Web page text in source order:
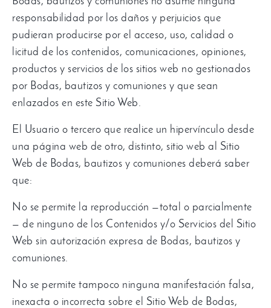
responsabilidad por los daños y perjuicios que
pudieran producirse por el acceso, uso, calidad o
licitud de los contenidos, comunicaciones, opiniones,
productos y servicios de los sitios web no gestionados
por Bodas, bautizos y comuniones y que sean
enlazados en este Sitio Web.
El Usuario o tercero que realice un hipervínculo desde
una página web de otro, distinto, sitio web al Sitio
Web de Bodas, bautizos y comuniones deberá saber
que:
No se permite la reproducción —total o parcialmente
— de ninguno de los Contenidos y/o Servicios del Sitio
Web sin autorización expresa de Bodas, bautizos y
comuniones.
No se permite tampoco ninguna manifestación falsa,
inexacta o incorrecta sobre el Sitio Web de Bodas,